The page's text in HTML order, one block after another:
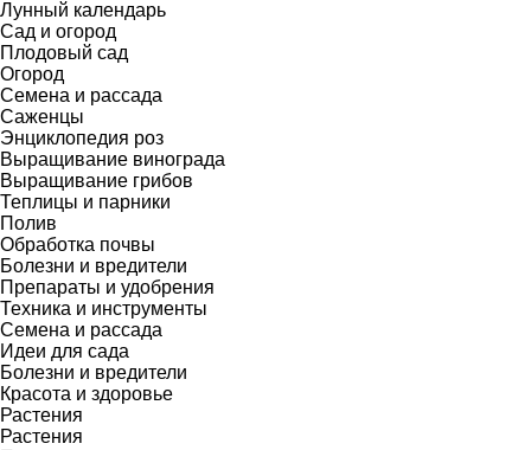
Лунный календарь
Сад и огород
Плодовый сад
Огород
Семена и рассада
Саженцы
Энциклопедия роз
Выращивание винограда
Выращивание грибов
Теплицы и парники
Полив
Обработка почвы
Болезни и вредители
Препараты и удобрения
Техника и инструменты
Семена и рассада
Идеи для сада
Болезни и вредители
Красота и здоровье
Растения
Растения